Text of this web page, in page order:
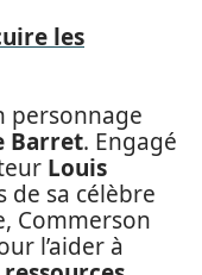
les
personnage
Barret. Engagé
Louis
de sa célèbre
Commerson
l’aider à